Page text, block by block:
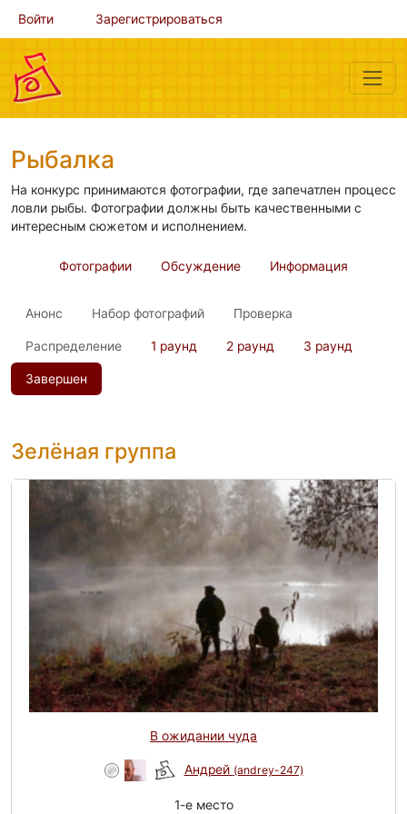
Войти Зарегистрироваться
Рыбалка
На конкурс принимаются фотографии, где запечатлен процесс
ловли рыбы. Фотографии должны быть качественными с
интересным сюжетом и исполнением.
Фотографии Обсуждение Информация
Анонс Набор фотографий Проверка
Распределение 1 раунд 2 раунд 3 раунд
Завершен
Зелёная группа
В ожидании чуда
Андрей (andrey-247)
1-e место